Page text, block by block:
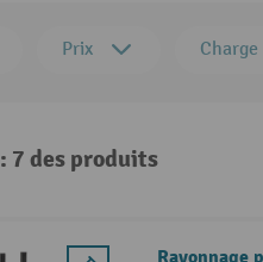
Prix
7 des produits
Rayonnage